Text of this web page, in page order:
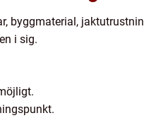
byggmaterial,
i sig.